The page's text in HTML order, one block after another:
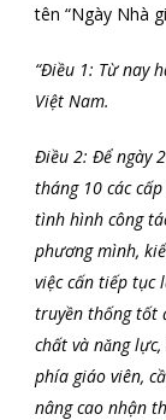
tên “Ngày Nhà
“Điều 1: Từ nay
Việt Nam.
Điều 2: Để ngày
tháng 10 các
tình hình công
phương mình,
việc cấn tiếp tục
truyền thống tốt
chất và nǎng
phía giáo viên,
nâng cao nhận